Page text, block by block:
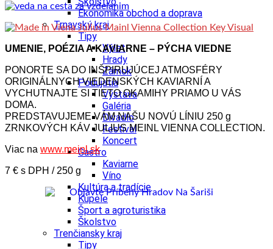
Ekonomika obchod a doprava
Trnavský kraj
Tipy
Výlet
Hrady
Zámok
Podujatia
Výstava
Galéria
Divadlo
Festival
Koncert
Gastro
Kaviarne
Víno
Kultúra a tradície
Kúpele
Šport a agroturistika
Školstvo
Trenčiansky kraj
Tipy
UMENIE, POÉZIA A KAVIARNE – PÝCHA VIEDNE
PONORTE SA DO INŠPIRUJÚCEJ ATMOSFÉRY
ORIGINÁLNYCH VIEDENSKÝCH KAVIARNÍ A
VYCHUTNAJTE SI TIETO OKAMIHY PRIAMO U VÁS
DOMA.
PREDSTAVUJEME VÁM NAŠU NOVÚ LÍNIU 250 g
ZRNKOVÝCH KÁV JULIUS MEINL VIENNA COLLECTION.
Viac na www.meinl.sk
7 € s DPH / 250 g